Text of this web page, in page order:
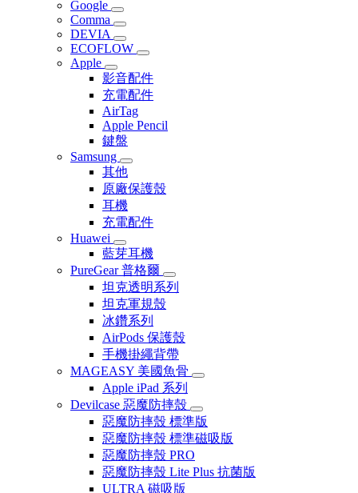
Google
Comma
DEVIA
ECOFLOW
Apple
影音配件
充電配件
AirTag
Apple Pencil
鍵盤
Samsung
其他
原廠保護殼
耳機
充電配件
Huawei
藍芽耳機
PureGear 普格爾
坦克透明系列
坦克軍規殼
冰鑽系列
AirPods 保護殼
手機掛繩背帶
MAGEASY 美國魚骨
Apple iPad 系列
Devilcase 惡魔防摔殼
惡魔防摔殼 標準版
惡魔防摔殼 標準磁吸版
惡魔防摔殼 PRO
惡魔防摔殼 Lite Plus 抗菌版
ULTRA 磁吸版